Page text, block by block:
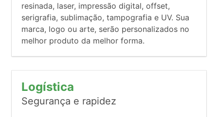
resinada, laser, impressão digital, offset,
serigrafia, sublimação, tampografia e UV. Sua
marca, logo ou arte, serão personalizados no
melhor produto da melhor forma.
Logística
Segurança e rapidez